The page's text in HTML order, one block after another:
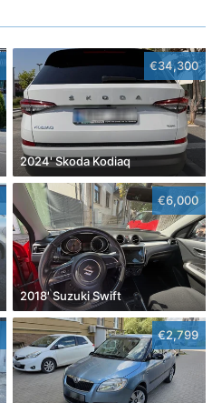
€34,300
2024' Skoda Kodiaq
€6,000
2018' Suzuki Swift
€2,799